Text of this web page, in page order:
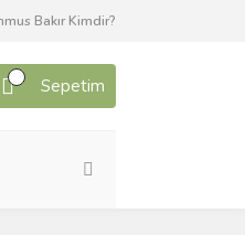
Bakır Kimdir?
Sepetim